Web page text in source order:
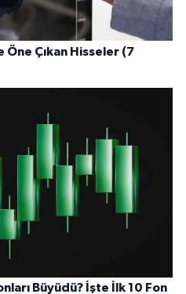
Çıkan Hisseler (7
Büyüdü? İşte İlk 10 Fon